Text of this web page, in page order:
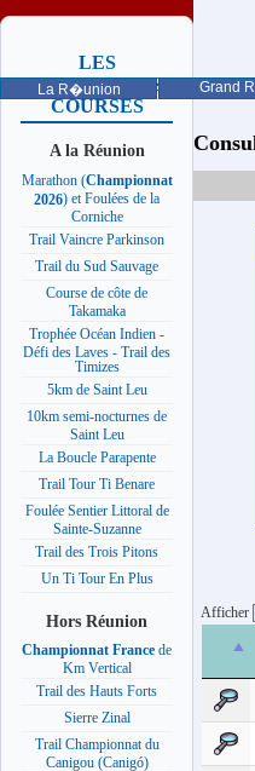
La R�union Grand
LES
PROCHAINES
COURSES
A la Réunion
Marathon (Championnat
2026) et Foulées de la
Corniche
Trail Vaincre Parkinson
Trail du Sud Sauvage
Course de côte de
Takamaka
Trophée Océan Indien -
Défi des Laves - Trail des
Timizes
5km de Saint Leu
10km semi-nocturnes de
Saint Leu
La Boucle Parapente
Trail Tour Ti Benare
Foulée Sentier Littoral de
Sainte-Suzanne
Trail des Trois Pitons
Un Ti Tour En Plus
Hors Réunion
Championnat France de
Km Vertical
Trail des Hauts Forts
Sierre Zinal
Trail Championnat du
Canigou (Canigó)
Afficher